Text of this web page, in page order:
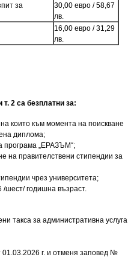
за
30,00 евро / 58,67
лв.
16,00 евро / 31,29
лв.
2 са безплатни за:
които към момента на поискване
диплома;
програма „ЕРАЗЪМ“;
на правителствени стипендии за
чрез университета;
/шест/ годишна възраст.
такса за административна услуга
г. и отменя заповед №